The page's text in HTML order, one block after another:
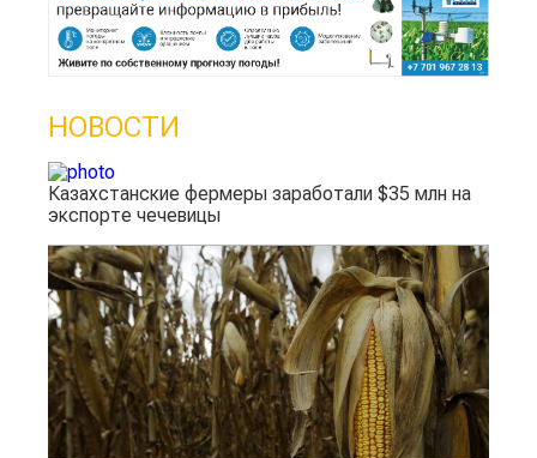
НОВОСТИ
Казахстанские фермеры заработали $35 млн на
экспорте чечевицы